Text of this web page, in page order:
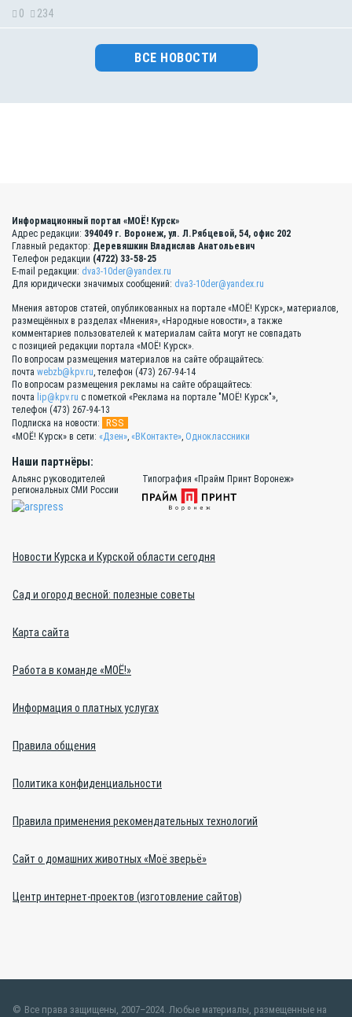
0 234
ВСЕ НОВОСТИ
Информационный портал «МОЁ! Курск»
Адрес редакции: 394049 г. Воронеж, ул. Л.Рябцевой, 54, офис 202
Главный редактор: Деревяшкин Владислав Анатольевич
Телефон редакции (4722) 33-58-25
E-mail редакции: dva3-10der@yandex.ru
Для юридически значимых сообщений: dva3-10der@yandex.ru
Мнения авторов статей, опубликованных на портале «МОЁ! Курск», материалов,
размещённых в разделах «Мнения», «Народные новости», а также
комментариев пользователей к материалам сайта могут не совпадать
с позицией редакции портала «МОЁ! Курск».
По вопросам размещения материалов на сайте обращайтесь:
почта webzb@kpv.ru, телефон (473) 267-94-14
По вопросам размещения рекламы на сайте обращайтесь:
почта lip@kpv.ru с пометкой «Реклама на портале "МОЁ! Курск"»,
телефон (473) 267-94-13
Подписка на новости:
RSS
«МОЁ! Курск» в сети: «Дзен», «ВКонтакте», Одноклассники
Наши партнёры:
Альянс руководителей
региональных СМИ России
Типография «Прайм Принт Воронеж»
Новости Курска и Курской области сегодня
Сад и огород весной: полезные советы
Карта сайта
Работа в команде «МОЁ!»
Информация о платных услугах
Правила общения
Политика конфиденциальности
Правила применения рекомендательных технологий
Сайт о домашних животных «Моё зверьё»
Центр интернет-проектов (изготовление сайтов)
Все права защищены, 2007–2024. Любые материалы, размещенные на